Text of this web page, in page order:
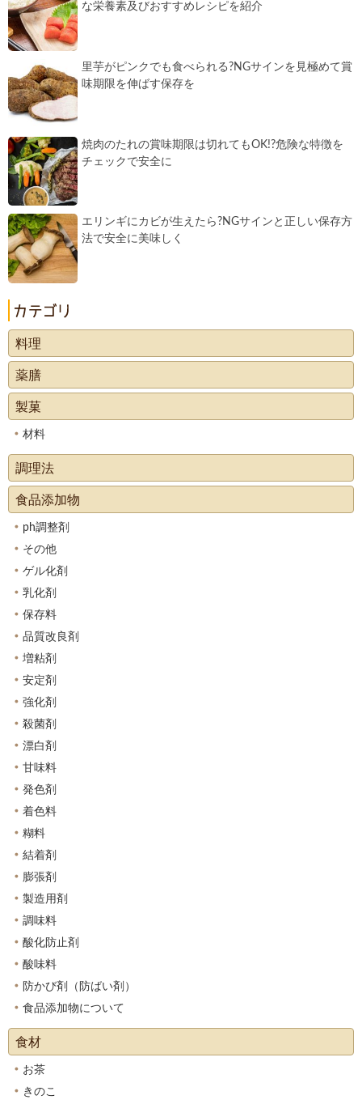
な栄養素及びおすすめレシピを紹介
里芋がピンクでも食べられる?NGサインを見極めて賞
味期限を伸ばす保存を
焼肉のたれの賞味期限は切れてもOK!?危険な特徴を
チェックで安全に
エリンギにカビが生えたら?NGサインと正しい保存方
法で安全に美味しく
料理
薬膳
製菓
材料
調理法
食品添加物
ph調整剤
その他
ゲル化剤
乳化剤
保存料
品質改良剤
増粘剤
安定剤
強化剤
殺菌剤
漂白剤
甘味料
発色剤
着色料
糊料
結着剤
膨張剤
製造用剤
調味料
酸化防止剤
酸味料
防かび剤（防ばい剤）
食品添加物について
食材
お茶
きのこ